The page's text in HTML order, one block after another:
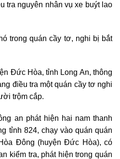
tra nguyên nhân vụ xe buýt lao
trong quán cầy tơ, nghi bị bắt
Đức Hòa, tỉnh Long An, thông
điều tra một quán cầy tơ nghi
trộm cắp.
an phát hiện hai nam thanh
tỉnh 824, chạy vào quán quán
Đông (huyện Đức Hòa), có
kiểm tra, phát hiện trong quán